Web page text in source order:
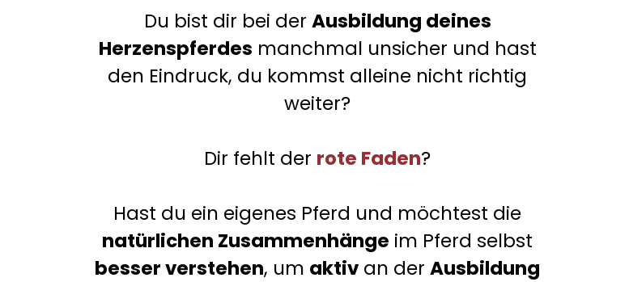
Du bist dir bei der Ausbildung deines
Herzenspferdes manchmal unsicher und hast
den Eindruck, du kommst alleine nicht richtig
weiter?
Dir fehlt der rote Faden?
Hast du ein eigenes Pferd und möchtest die
natürlichen Zusammenhänge im Pferd selbst
besser verstehen, um aktiv an der Ausbildung